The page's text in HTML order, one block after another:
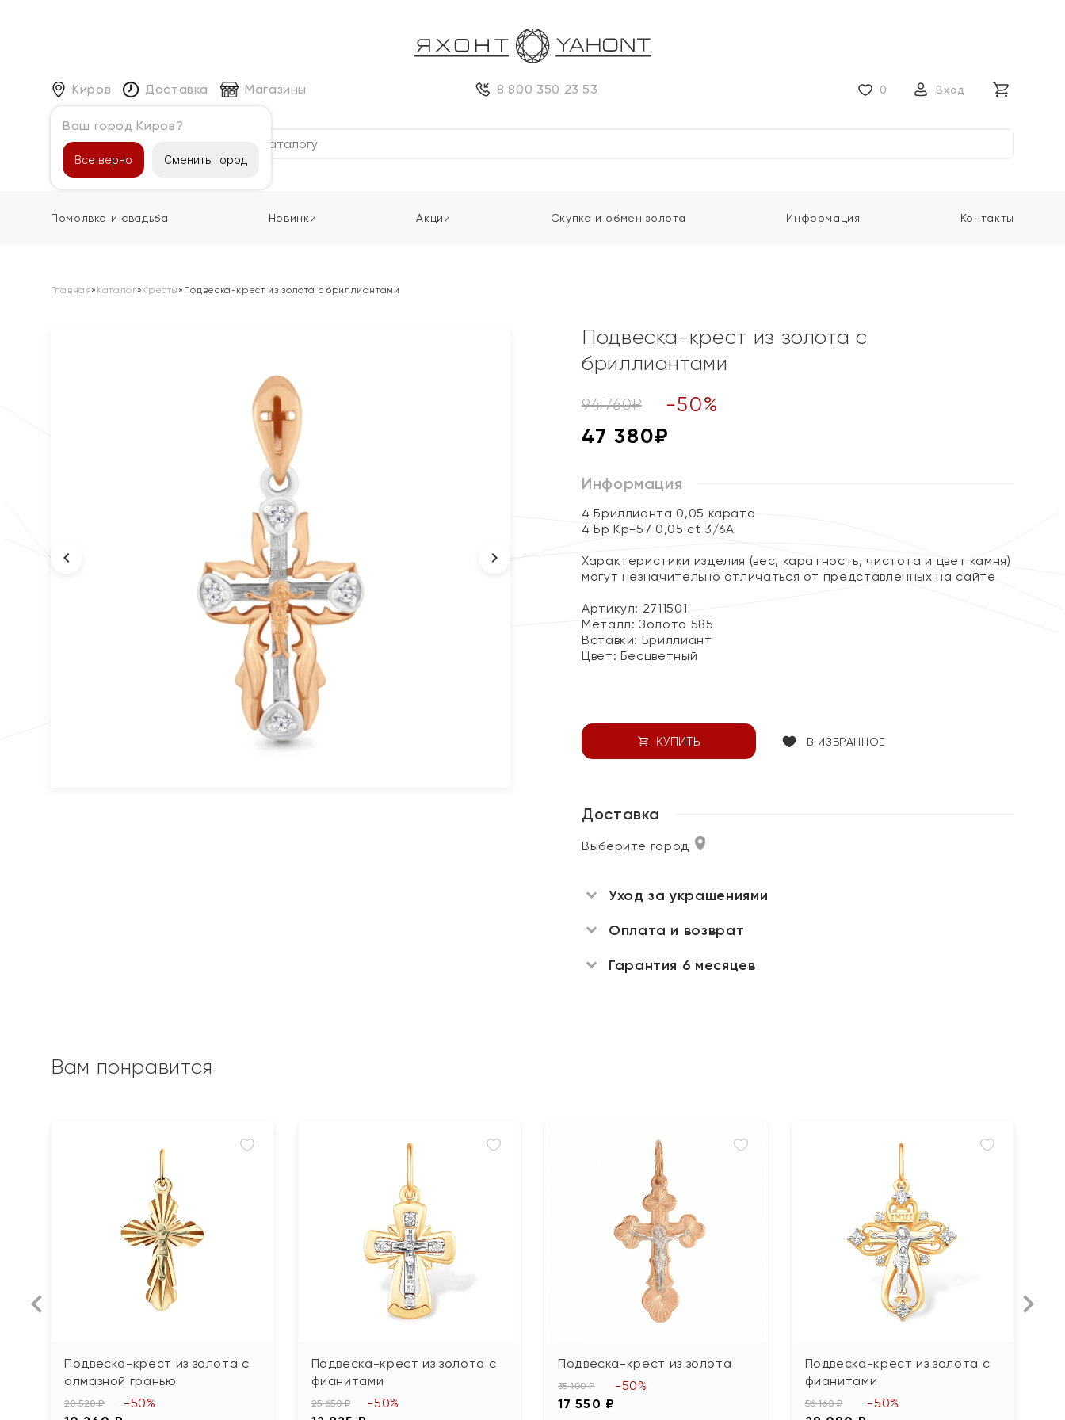
Киров
Ваш город Киров?
Все верно Сменить город
Доставка Магазины 8 800 350 23 53 0 Вход
Каталог
Помолвка и свадьба Новинки Акции Скупка и обмен золота Информация Контакты
Главная» Каталог»Кресты » Подвеска-крест из золота с бриллиантами
Подвеска-крест из золота с
бриллиантами
94 760₽ -50%
47 380₽
Информация
4 Бриллианта 0,05 карата
4 Бр Кр-57 0,05 ct 3/6А
Характеристики изделия (вес, каратность, чистота и цвет камня)
могут незначительно отличаться от представленных на сайте
Артикул: 2711501
Металл:Золото 585
Вставки: Бриллиант
Цвет: Бесцветный
КУПИТЬ В ИЗБРАННОЕ
Доставка
Выберите город
Уход за украшениями
Оплата и возврат
Гарантия 6 месяцев
Вам понравится
Подвеска-крест из золота с
алмазной гранью
20 520 ₽ -50%
Подвеска-крест из золота с
фианитами
25 650 ₽ -50%
Подвеска-крест из золота
35 100 ₽
17 550 ₽
-50%
Подвеска-крест из золота с
фианитами
56 160 ₽ -50%